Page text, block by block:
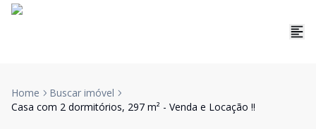
Home
Buscar imóvel
Casa com 2 dormitórios, 297 m² - Venda e Locação !!